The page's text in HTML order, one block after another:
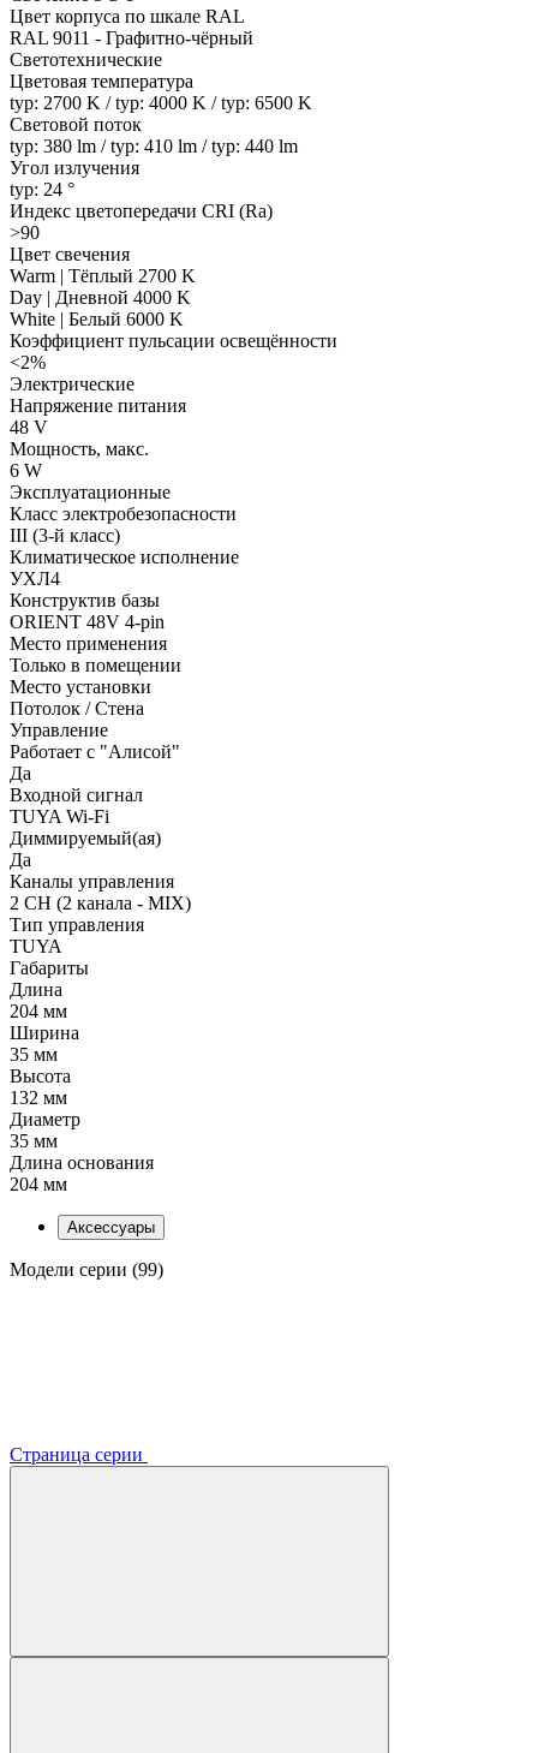
Цвет корпуса по шкале RAL
RAL 9011 - Графитно-чёрный
Светотехнические
Цветовая температура
typ: 2700 K / typ: 4000 K / typ: 6500 K
Световой поток
typ: 380 lm / typ: 410 lm / typ: 440 lm
Угол излучения
typ: 24 °
Индекс цветопередачи CRI (Ra)
>90
Цвет свечения
Warm | Тёплый 2700 K
Day | Дневной 4000 K
White | Белый 6000 K
Коэффициент пульсации освещённости
<2%
Электрические
Напряжение питания
48 V
Мощность, макс.
6 W
Эксплуатационные
Класс электробезопасности
III (3-й класс)
Климатическое исполнение
УХЛ4
Конструктив базы
ORIENT 48V 4-pin
Место применения
Только в помещении
Место установки
Потолок / Cтена
Управление
Работает с "Алисой"
Да
Входной сигнал
TUYA Wi-Fi
Диммируемый(ая)
Да
Каналы управления
2 CH (2 канала - MIX)
Тип управления
TUYA
Габариты
Длина
204 мм
Ширина
35 мм
Высота
132 мм
Диаметр
35 мм
Длина основания
204 мм
Аксессуары
Модели серии (99)
Страница серии